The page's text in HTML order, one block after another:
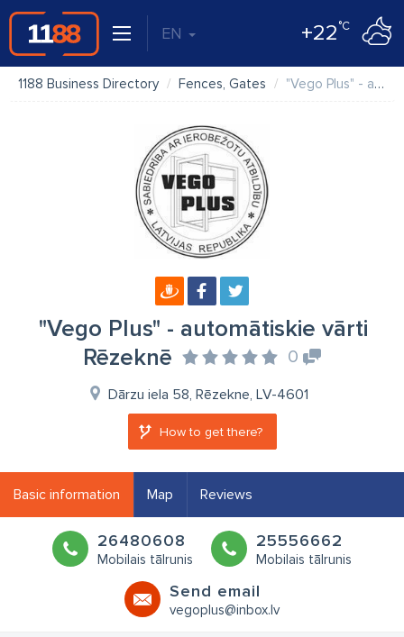
EN +22°C
1188 Business Directory Fences, Gates "Vego Plus" - automātiskie vārti Rēzeknē
"Vego Plus" - automātiskie vārti
Rēzeknē
0
Dārzu iela 58, Rēzekne, LV-4601
How to get there?
Basic information Map Reviews
26480608
Mobilais tālrunis
25556662
Mobilais tālrunis
Send email
vegoplus@inbox.lv